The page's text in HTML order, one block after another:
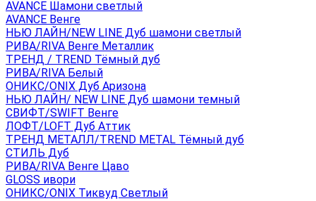
AVANCE Шамони светлый
AVANCE Венге
НЬЮ ЛАЙН/NEW LINE Дуб шамони светлый
РИВА/RIVA Венге Металлик
TРЕНД / TREND Тёмный дуб
РИВА/RIVA Белый
ОНИКС/ONIX Дуб Аризона
НЬЮ ЛАЙН/ NEW LINE Дуб шамони темный
СВИФТ/SWIFT Венге
ЛОФТ/LOFT Дуб Аттик
ТРЕНД МЕТАЛЛ/TREND METAL Тёмный дуб
СТИЛЬ Дуб
РИВА/RIVA Венге Цаво
GLOSS ивори
ОНИКС/ONIX Тиквуд Светлый